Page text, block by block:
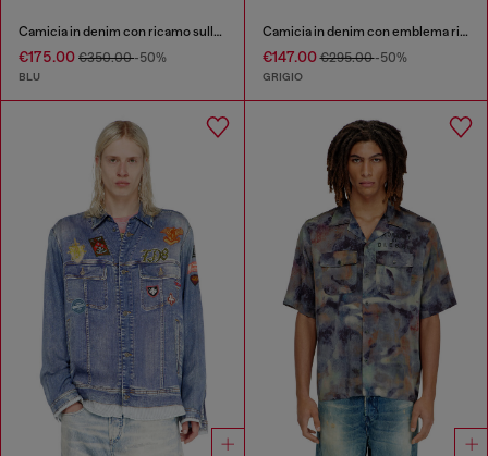
Camicia in denim con ricamo sulla schiena
€175.00 €350.00-50%
BLU
Camicia in denim con emblema ricamato
€147.00€295.00-50%
GRIGIO